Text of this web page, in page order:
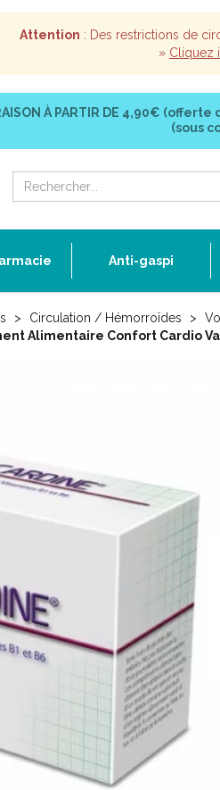
Attention : Des restrictions de
» Cliquez
À PARTIR DE 4,90€ (offerte
(sous
Anti-gaspi
Circulation / Hémorroïdes
Alimentaire Confort Cardio